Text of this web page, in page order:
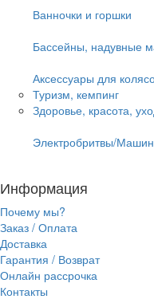
Ванночки и горшки
Бассейны, надувные
Аксессуары для
Туризм, кемпинг
Здоровье, красота,
Электробритвы/
Информация
Почему мы?
Заказ / Оплата
Доставка
Гарантия / Возврат
Онлайн рассрочка
Контакты